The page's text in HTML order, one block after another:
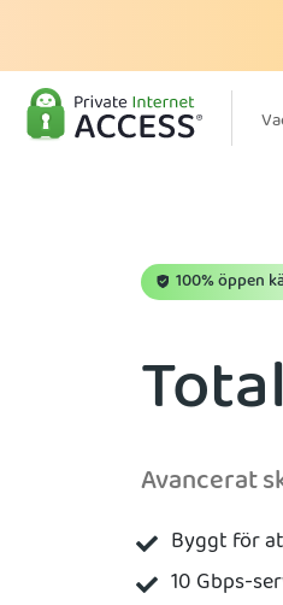
100% öppen
Avancerat
Byggt för
10 Gbps-